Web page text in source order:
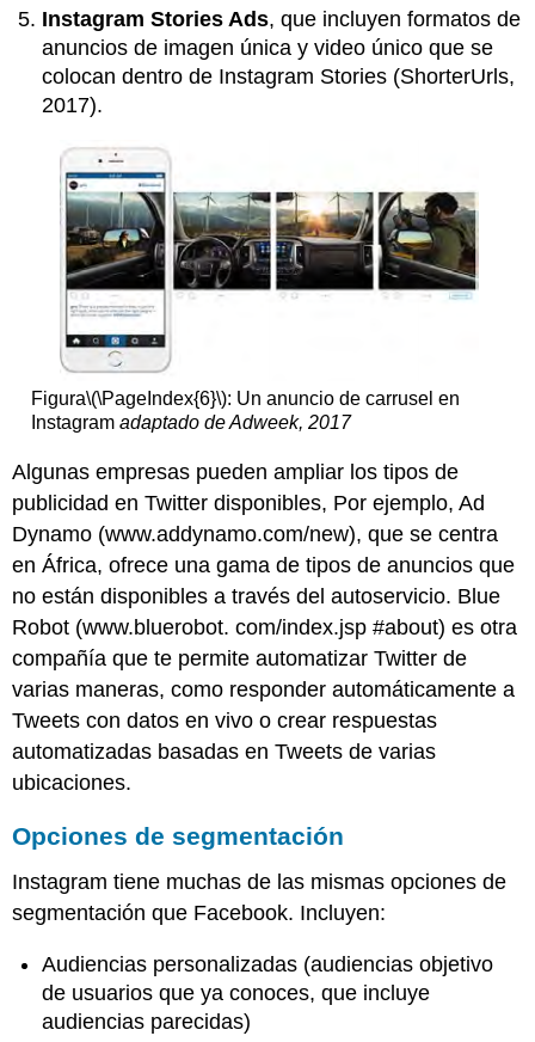
Instagram Stories Ads, que incluyen formatos de
anuncios de imagen única y video único que se
colocan dentro de Instagram Stories (ShorterUrls,
2017).
Figura\(\PageIndex{6}\): Un anuncio de carrusel en
Instagram adaptado de Adweek, 2017
Algunas empresas pueden ampliar los tipos de
publicidad en Twitter disponibles, Por ejemplo, Ad
Dynamo (www.addynamo.com/new), que se centra
en África, ofrece una gama de tipos de anuncios que
no están disponibles a través del autoservicio. Blue
Robot (www.bluerobot. com/index.jsp #about) es otra
compañía que te permite automatizar Twitter de
varias maneras, como responder automáticamente a
Tweets con datos en vivo o crear respuestas
automatizadas basadas en Tweets de varias
ubicaciones.
Opciones de segmentación
Instagram tiene muchas de las mismas opciones de
segmentación que Facebook. Incluyen:
Audiencias personalizadas (audiencias objetivo
de usuarios que ya conoces, que incluye
audiencias parecidas)